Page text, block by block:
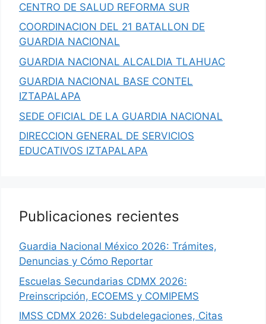
CENTRO DE SALUD REFORMA SUR
COORDINACION DEL 21 BATALLON DE
GUARDIA NACIONAL
GUARDIA NACIONAL ALCALDIA TLAHUAC
GUARDIA NACIONAL BASE CONTEL
IZTAPALAPA
SEDE OFICIAL DE LA GUARDIA NACIONAL
DIRECCION GENERAL DE SERVICIOS
EDUCATIVOS IZTAPALAPA
Publicaciones recientes
Guardia Nacional México 2026: Trámites,
Denuncias y Cómo Reportar
Escuelas Secundarias CDMX 2026:
Preinscripción, ECOEMS y COMIPEMS
IMSS CDMX 2026: Subdelegaciones, Citas